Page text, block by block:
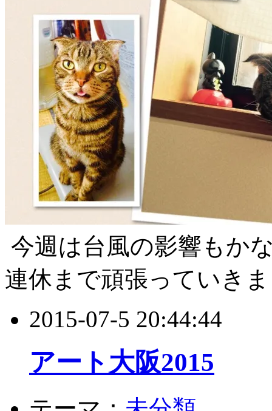
今週は台風の影響もか
連休まで頑張っていき
2015-07-5 20:44:44
アート大阪2015